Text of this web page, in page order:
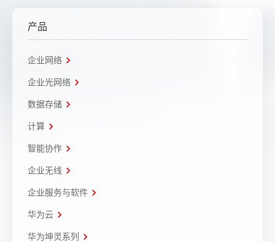
产品
企业网络
企业光网络
数据存储
计算
智能协作
企业无线
企业服务与软件
华为云
华为坤灵系列